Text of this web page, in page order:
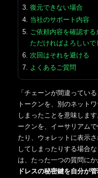
復元できない場合
当社のサポート内容
ご依頼内容を確認す
ただければよろしいで
次回はそれを避ける
よくあるご質問
「チェーンが間違ってい
トークンを、別のネット
しまったことを意味しま
ークンを、イーサリアム
たり、ウォレットに表示
してしまったりする場合
は、たった一つの質問に
ドレスの秘密鍵を自分が